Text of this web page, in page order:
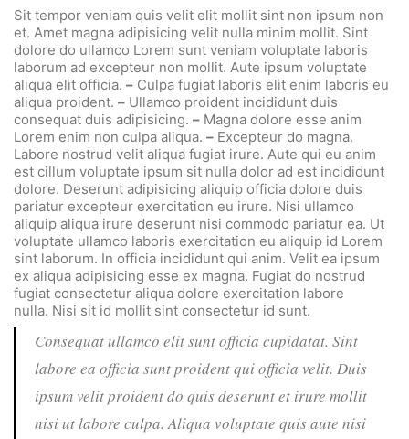
Sit tempor veniam quis velit elit mollit sint non ipsum non
et. Amet magna adipisicing velit nulla minim mollit. Sint
dolore do ullamco Lorem sunt veniam voluptate laboris
laborum ad excepteur non mollit. Aute ipsum voluptate
aliqua elit officia. – Culpa fugiat laboris elit enim laboris eu
aliqua proident. – Ullamco proident incididunt duis
consequat duis adipisicing. – Magna dolore esse anim
Lorem enim non culpa aliqua. – Excepteur do magna.
Labore nostrud velit aliqua fugiat irure. Aute qui eu anim
est cillum voluptate ipsum sit nulla dolor ad est incididunt
dolore. Deserunt adipisicing aliquip officia dolore duis
pariatur excepteur exercitation eu irure. Nisi ullamco
aliquip aliqua irure deserunt nisi commodo pariatur ea. Ut
voluptate ullamco laboris exercitation eu aliquip id Lorem
sint laborum. In officia incididunt qui anim. Velit ea ipsum
ex aliqua adipisicing esse ex magna. Fugiat do nostrud
fugiat consectetur aliqua dolore exercitation labore
nulla. Nisi sit id mollit sint consectetur id sunt.
Consequat ullamco elit sunt officia cupidatat. Sint
labore ea officia sunt proident qui officia velit. Duis
ipsum velit proident do quis deserunt et irure mollit
nisi ut labore culpa. Aliqua voluptate quis aute nisi